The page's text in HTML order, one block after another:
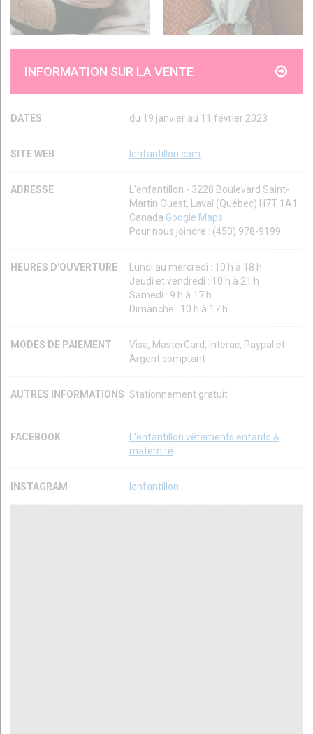
INFORMATION SUR LA VENTE
DATES du 19 janvier au 11 février 2023
SITE WEB lenfantillon.com
ADRESSE
L'enfantillon - 3228 Boulevard Saint-
Martin Ouest, Laval (Québec) H7T 1A1
Canada Google Maps
Pour nous joindre : (450) 978-9199
HEURES D'OUVERTURE
Lundi au mercredi : 10 h à 18 h
Jeudi et vendredi : 10 h à 21 h
Samedi : 9 h à 17 h
Dimanche : 10 h à 17 h
MODES DE PAIEMENT
Visa, MasterCard, Interac, Paypal et
Argent comptant
AUTRES INFORMATIONS Stationnement gratuit
FACEBOOK
L'enfantillon vêtements enfants &
maternité
INSTAGRAM lenfantillon